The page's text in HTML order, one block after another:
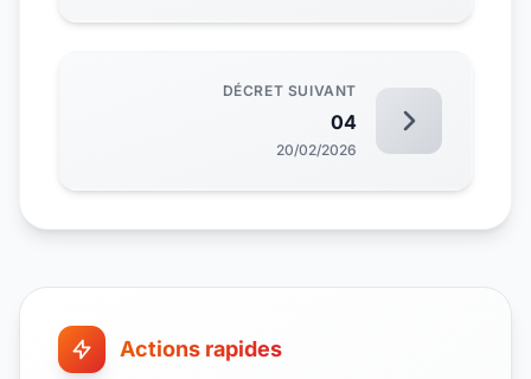
DÉCRET SUIVANT
04
20/02/2026
Actions rapides